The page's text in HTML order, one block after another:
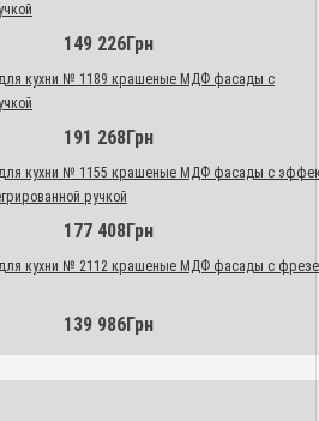
149 226Грн
для кухни № 1189 крашеные МДФ фасады с
191 268Грн
для кухни № 1155 крашеные МДФ фасады с
ручкой
177 408Грн
для кухни № 2112 крашеные МДФ фасады с
139 986Грн